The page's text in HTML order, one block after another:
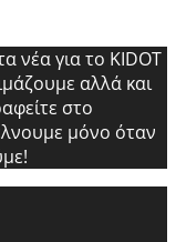
νέα για το KIDOT
αλλά και
στο
μόνο όταν